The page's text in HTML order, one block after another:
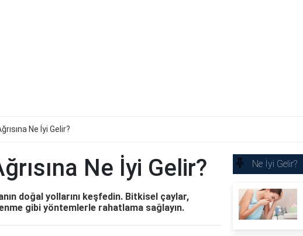
Ne İyi Gelir?
Ne İyi Gelir?
doğal yollarını keşfedin. Bitkisel çaylar,
gibi yöntemlerle rahatlama sağlayın.
Ne İyi Gelir?